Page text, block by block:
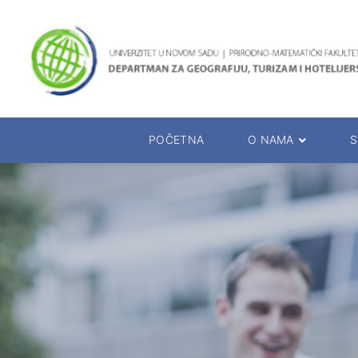
POČETNA O NAMA
O Departmanu
Rukovodstvo Departmana
Katedre departmana
Prezentacija departmana
Prezentacija studija
Studijski
Oglasna
Raspored
Kalendar